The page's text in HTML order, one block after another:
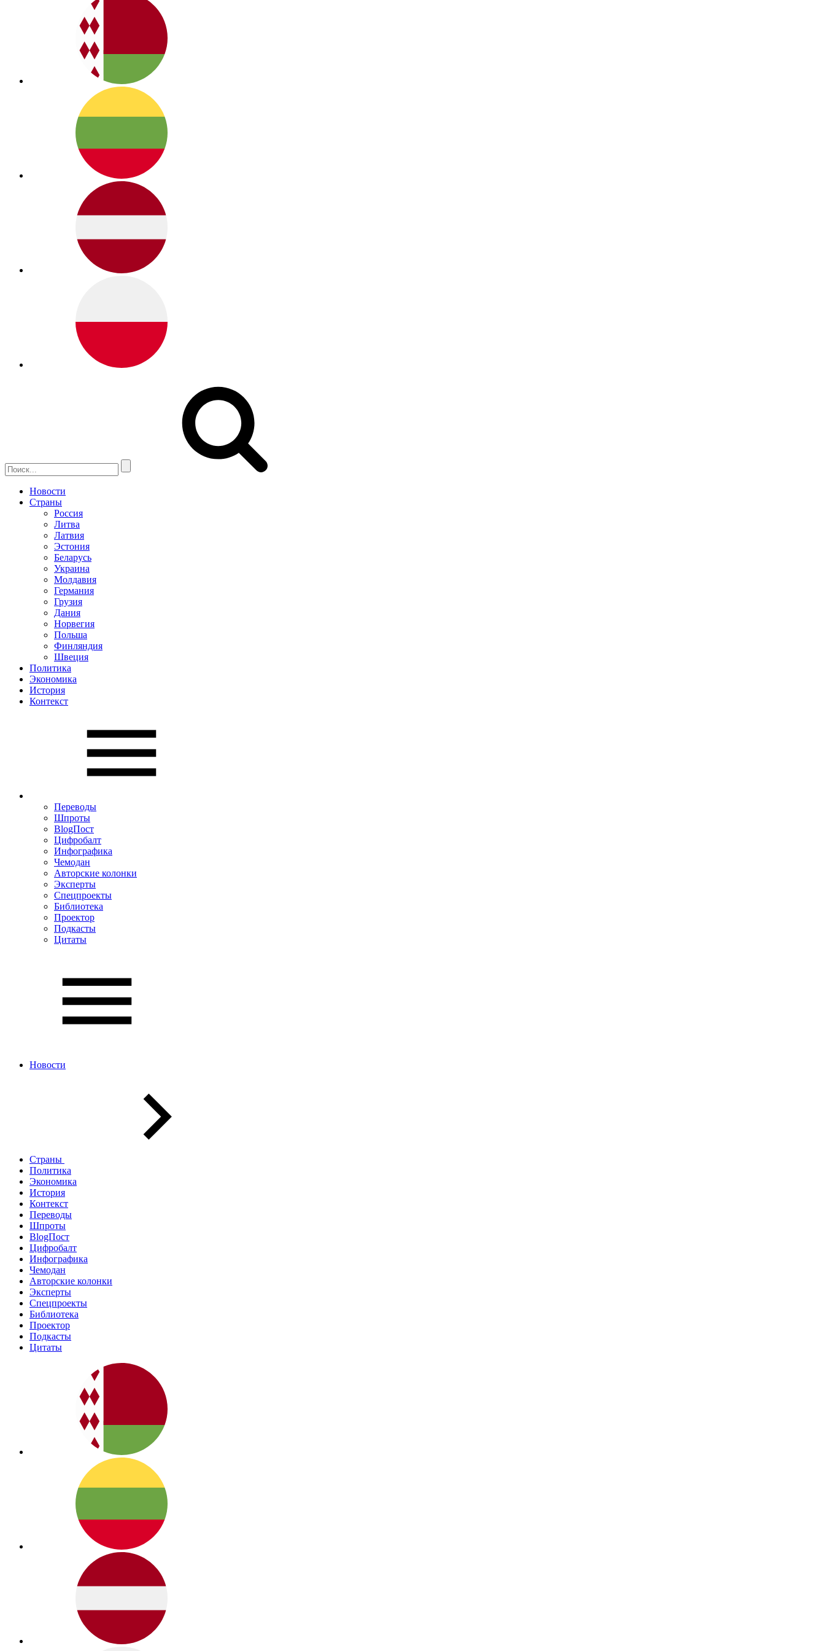
Новости
Страны
Россия
Литва
Латвия
Эстония
Беларусь
Украина
Молдавия
Германия
Грузия
Дания
Норвегия
Польша
Финляндия
Швеция
Политика
Экономика
История
Контекст
Переводы
Шпроты
BlogПост
Цифробалт
Инфографика
Чемодан
Авторские колонки
Эксперты
Спецпроекты
Библиотека
Проектор
Подкасты
Цитаты
Новости
Страны
Политика
Экономика
История
Контекст
Переводы
Шпроты
BlogПост
Цифробалт
Инфографика
Чемодан
Авторские колонки
Эксперты
Спецпроекты
Библиотека
Проектор
Подкасты
Цитаты